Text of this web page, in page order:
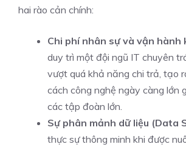
hai rào cản chính:
Chi phí nhân sự và vận hành
duy trì một đội ngũ IT chuyên
vượt quá khả năng chi trả, tạo
cách công nghệ ngày càng lớn
các tập đoàn lớn.
Sự phân mảnh dữ liệu (Data
thực sự thông minh khi được